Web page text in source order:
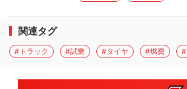
関連タグ
#トラック #試乗 #タイヤ #燃費 #